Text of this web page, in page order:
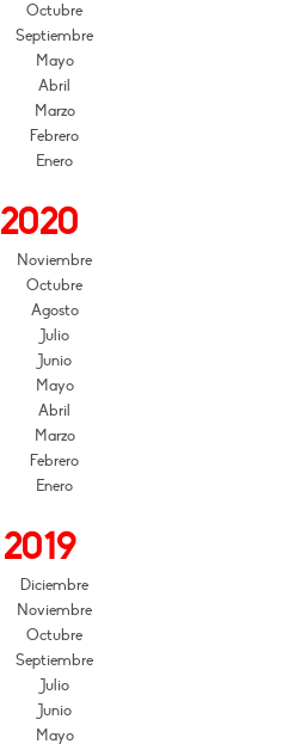
Octubre
Septiembre
Mayo
Abril
Marzo
Febrero
Enero
2020
Noviembre
Octubre
Agosto
Julio
Junio
Mayo
Abril
Marzo
Febrero
Enero
2019
Diciembre
Noviembre
Octubre
Septiembre
Julio
Junio
Mayo